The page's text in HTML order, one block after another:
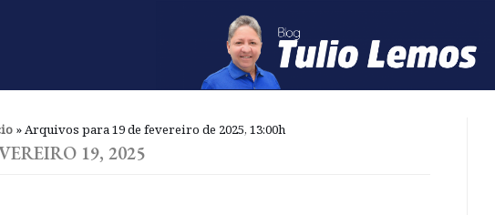
»Arquivos para 19 de fevereiro de 2025, 13:00h
19, 2025